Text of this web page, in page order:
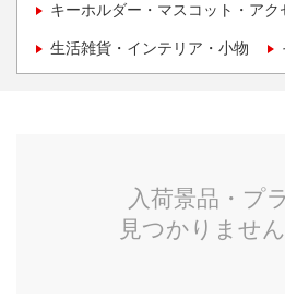
キーホルダー・マスコット・アク
生活雑貨・インテリア・小物